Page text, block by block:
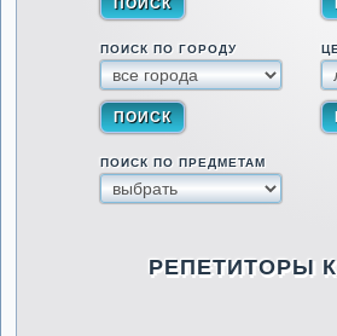
ПОИСК ПО ГОРОДУ
ПОИСК ПО ПРЕДМЕТАМ
РЕПЕТИТОРЫ